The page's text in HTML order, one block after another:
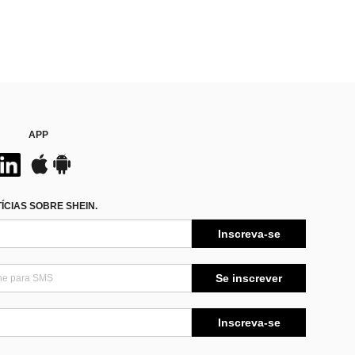
APP
SOBRE SHEIN.
Inscreva-se
Se inscrever
Inscreva-se